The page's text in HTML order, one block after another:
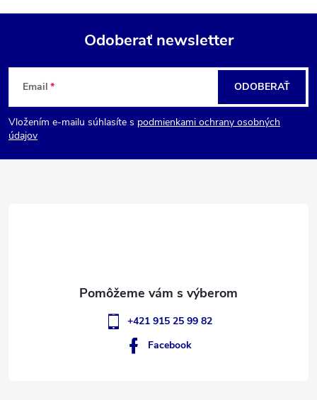
Z
á
p
Odoberať newsletter
Email
Vložením e-mailu súhlasíte s podmienkami ochrany osobných
údajov
ODOBERAŤ
+421 915 25 99 82
Facebook